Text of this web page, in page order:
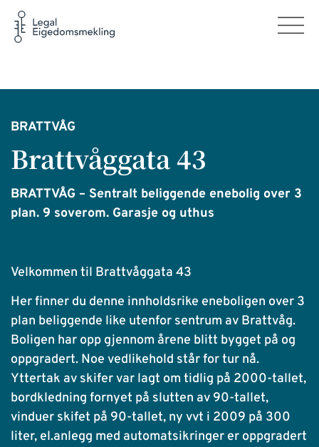
BRATTVÅG
Brattvåggata 43
BRATTVÅG – Sentralt beliggende enebolig over 3
plan. 9 soverom. Garasje og uthus
Velkommen til Brattvåggata 43
Her finner du denne innholdsrike eneboligen over 3
plan beliggende like utenfor sentrum av Brattvåg.
Boligen har opp gjennom årene blitt bygget på og
oppgradert. Noe vedlikehold står for tur nå.
Yttertak av skifer var lagt om tidlig på 2000-tallet,
bordkledning fornyet på slutten av 90-tallet,
vinduer skifet på 90-tallet, ny vvt i 2009 på 300
liter, el.anlegg med automatsikringer er oppgradert